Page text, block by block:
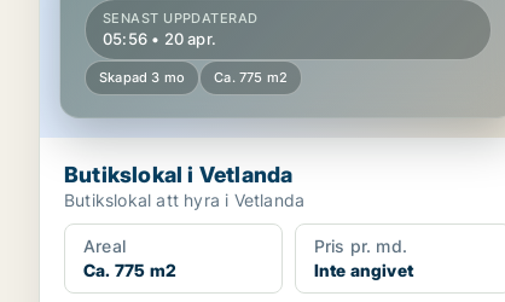
SENAST UPPDATERAD
05:56 • 20 apr.
Skapad 3 mo Ca. 775 m2
Butikslokal i Vetlanda
Butikslokal att hyra i Vetlanda
Areal
Ca. 775 m2
Pris pr. md.
Inte angivet